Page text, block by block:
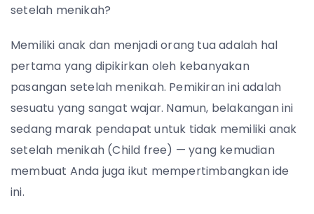
setelah menikah?
Memiliki anak dan menjadi orang tua adalah hal
pertama yang dipikirkan oleh kebanyakan
pasangan setelah menikah. Pemikiran ini adalah
sesuatu yang sangat wajar. Namun, belakangan ini
sedang marak pendapat untuk tidak memiliki anak
setelah menikah (Child free) — yang kemudian
membuat Anda juga ikut mempertimbangkan ide
ini.